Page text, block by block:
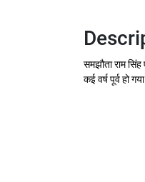
समझौता राम
कई वर्ष पूर्व हो